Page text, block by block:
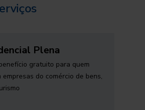
Plena
gratuito para quem
do comércio de bens,